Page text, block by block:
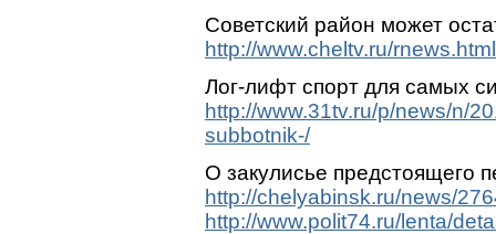
Советский район может
http://www.cheltv.ru/
Лог-лифт спорт для самых
http://www.31tv.ru/p/news/n/
subbotnik-/
О закулисье предстоящего
http://chelyabinsk.ru/news/
http://www.polit74.ru/lenta/